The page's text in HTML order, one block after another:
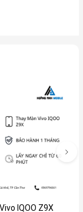
IQOO Z9X